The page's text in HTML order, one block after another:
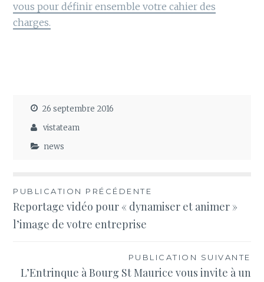
vous pour définir ensemble votre cahier des
charges.
26 septembre 2016
vistateam
news
Navigation
de
l’article
PUBLICATION PRÉCÉDENTE
Reportage vidéo pour « dynamiser et animer »
l’image de votre entreprise
PUBLICATION SUIVANTE
L’Entrinque à Bourg St Maurice vous invite à un